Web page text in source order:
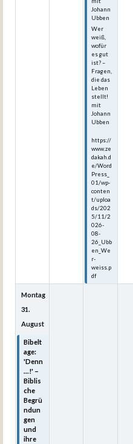
Johann
Ubben
Wer
weiß,
wofür
es gut
ist? –
Fragen,
die das
Leben
stellt!
mit
Johann
Ubben
https://
www.ze
dakah.d
e/Word
Press_
01/wp-
conten
t/uploa
ds/202
5/11/2
026-
08-
26_Ubb
en_We
r-
weiss.p
df
Montag
31.
August
Bibelt
age:
'Denn
...!' –
Biblis
che
Begrü
ndun
gen
und
ihre